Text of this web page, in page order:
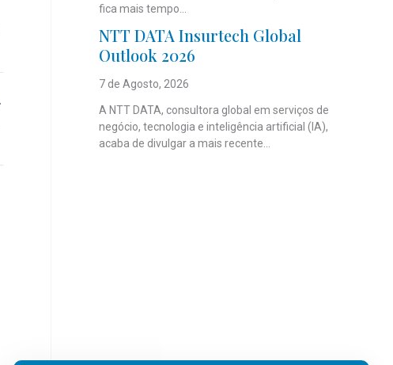
fica mais tempo...
NTT DATA Insurtech Global
Outlook 2026
7 de Agosto, 2026
A NTT DATA, consultora global em serviços de
negócio, tecnologia e inteligência artificial (IA),
acaba de divulgar a mais recente...